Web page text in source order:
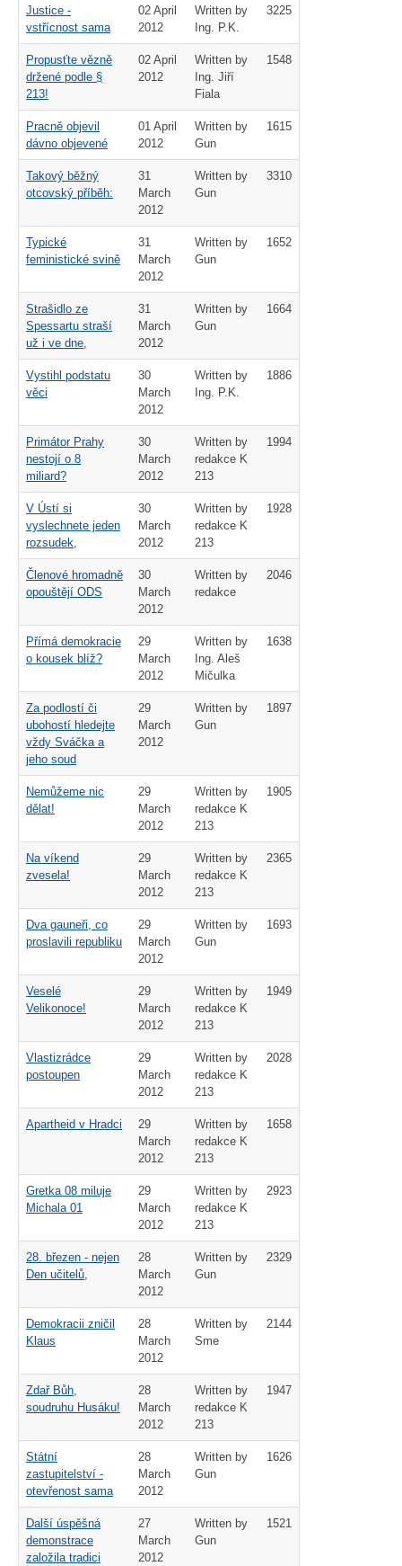
Justice -
vstřícnost sama
02 April
2012
Written by
Ing. P.K.
3225
Propusťte vězně
držené podle §
213!
02 April
2012
Written by
Ing. Jiří
Fiala
1548
Pracně objevil
dávno objevené
01 April
2012
Written by
Gun
1615
Takový běžný
otcovský příběh:
31
March
2012
Written by
Gun
3310
Typické
feministické svině
31
March
2012
Written by
Gun
1652
Strašidlo ze
Spessartu straší
už i ve dne,
31
March
2012
Written by
Gun
1664
Vystihl podstatu
věci
30
March
2012
Written by
Ing. P.K.
1886
Primátor Prahy
nestojí o 8
miliard?
30
March
2012
Written by
redakce K
213
1994
V Ústí si
vyslechnete jeden
rozsudek,
30
March
2012
Written by
redakce K
213
1928
Členové hromadně
opouštějí ODS
30
March
2012
Written by
redakce
2046
Přímá demokracie
o kousek blíž?
29
March
2012
Written by
Ing. Aleš
Mičulka
1638
Za podlostí či
ubohostí hledejte
vždy Sváčka a
jeho soud
29
March
2012
Written by
Gun
1897
Nemůžeme nic
dělat!
29
March
2012
Written by
redakce K
213
1905
Na víkend
zvesela!
29
March
2012
Written by
redakce K
213
2365
Dva gauneři, co
proslavili republiku
29
March
2012
Written by
Gun
1693
Veselé
Velikonoce!
29
March
2012
Written by
redakce K
213
1949
Vlastizrádce
postoupen
29
March
2012
Written by
redakce K
213
2028
Apartheid v Hradci
29
March
2012
Written by
redakce K
213
1658
Gretka 08 miluje
Michala 01
29
March
2012
Written by
redakce K
213
2923
28. březen - nejen
Den učitelů,
28
March
2012
Written by
Gun
2329
Demokracii zničil
Klaus
28
March
2012
Written by
Sme
2144
Zdař Bůh,
soudruhu Husáku!
28
March
2012
Written by
redakce K
213
1947
Státní
zastupitelství -
otevřenost sama
28
March
2012
Written by
Gun
1626
Další úspěšná
demonstrace
založila tradici
27
March
2012
Written by
Gun
1521